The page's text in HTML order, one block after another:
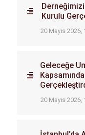
Kurulu
20 Mayıs 2026,
Geleceğe
20 Mayıs 2026,